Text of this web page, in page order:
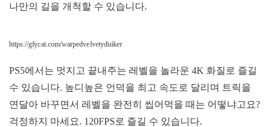
나만의 길을 개척할 수 있습니다.
https://gfycat.com/warpedvelvetyduiker
PS5에서는 멋지고 끝내주는 레벨을 놀라운 4K 화질로 즐길
수 있습니다. 높디높은 언덕을 최고 속도로 달리며 트릭을
연달아 바꾸면서 레벨을 완전히 씹어먹을 때는 어떻냐고요?
걱정하지 마세요. 120FPS로 즐길 수 있습니다.